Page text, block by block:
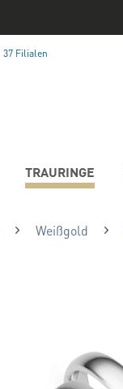
37 Filialen
TRAURINGE
Weißgold